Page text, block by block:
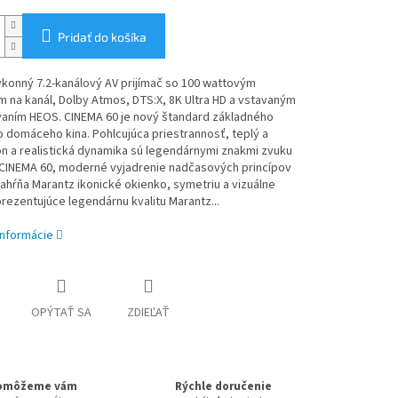
Pridať do košíka
7.2-kanálový AV prijímač so 100 wattovým
na kanál, Dolby Atmos, DTS:X, 8K Ultra HD a vstavaným
HEOS. CINEMA 60 je nový štandard základného
domáceho kina. Pohlcujúca priestrannosť, teplý a
a realistická dynamika sú legendárnymi znakmi zvuku
60, moderné vyjadrenie nadčasových princípov
Marantz ikonické okienko, symetriu a vizuálne
legendárnu kvalitu Marantz...
OPÝTAŤ SA ZDIEĽAŤ
vám Rýchle doručenie